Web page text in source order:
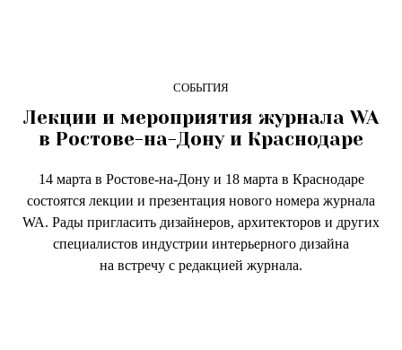
СОБЫТИЯ
Лекции и мероприятия журнала WA
в Ростове-на-Дону и Краснодаре
14 марта в Ростове-на-Дону и 18 марта в Краснодаре
состоятся лекции и презентация нового номера журнала
WA. Рады пригласить дизайнеров, архитекторов и других
специалистов индустрии интерьерного дизайна
на встречу с редакцией журнала.